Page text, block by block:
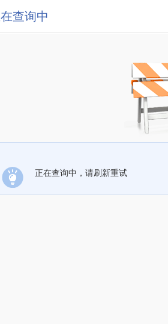
查询中
正在查询中，请刷新重试